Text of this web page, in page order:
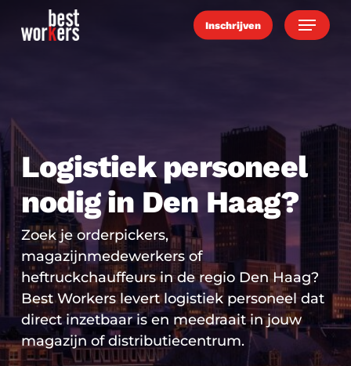
Inschrijven Menu
Logistiek personeel
nodig in Den Haag?
Zoek je orderpickers,
magazijnmedewerkers of
heftruckchauffeurs in de regio Den Haag?
Best Workers levert logistiek personeel dat
direct inzetbaar is en meedraait in jouw
magazijn of distributiecentrum.